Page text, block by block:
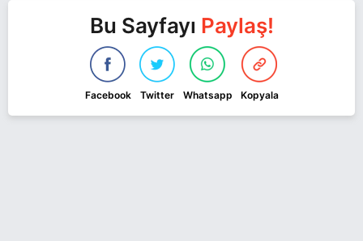
Bu Sayfayı Paylaş!
Facebook Twitter Whatsapp Kopyala